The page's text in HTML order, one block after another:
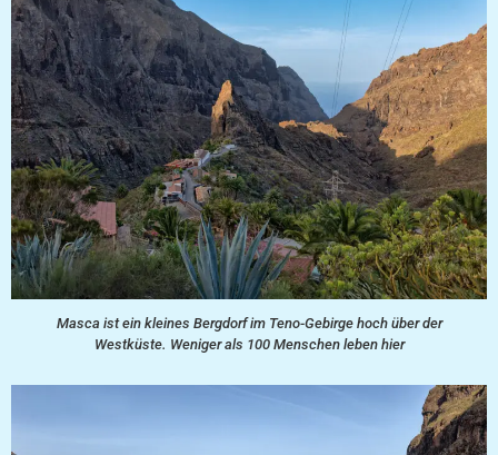
Masca ist ein kleines Bergdorf im Teno-Gebirge hoch über der
Westküste. Weniger als 100 Menschen leben hier